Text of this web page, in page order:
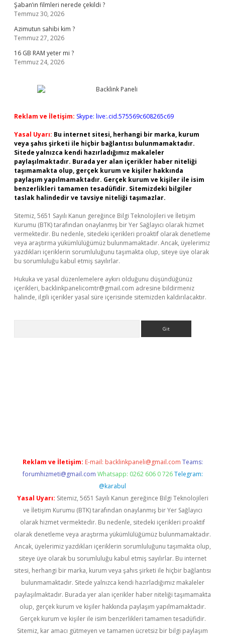
Şaban’ın filmleri nerede çekildi ?
Temmuz 30, 2026
Azimutun sahibi kim ?
Temmuz 27, 2026
16 GB RAM yeter mi ?
Temmuz 24, 2026
Reklam ve İletişim: Skype: live:.cid.575569c608265c69
Yasal Uyarı: Bu internet sitesi, herhangi bir marka, kurum
veya şahıs şirketi ile hiçbir bağlantısı bulunmamaktadır.
Sitede yalnızca kendi hazırladığımız makaleler
paylaşılmaktadır. Burada yer alan içerikler haber niteliği
taşımamakta olup, gerçek kurum ve kişiler hakkında
paylaşım yapılmamaktadır. Gerçek kurum ve kişiler ile isim
benzerlikleri tamamen tesadüfidir. Sitemizdeki bilgiler
taslak halindedir ve tavsiye niteliği taşımazlar.
Sitemiz, 5651 Sayılı Kanun gereğince Bilgi Teknolojileri ve İletişim
Kurumu (BTK) tarafından onaylanmış bir Yer Sağlayıcı olarak hizmet
vermektedir. Bu nedenle, sitedeki içerikleri proaktif olarak denetleme
veya araştırma yükümlülüğümüz bulunmamaktadır. Ancak, üyelerimiz
yazdıkları içeriklerin sorumluluğunu taşımakta olup, siteye üye olarak
bu sorumluluğu kabul etmiş sayılırlar.
Hukuka ve yasal düzenlemelere aykırı olduğunu düşündüğünüz
içerikleri, backlinkpanelicomtr@gmail.com adresine bildirmeniz
halinde, ilgili içerikler yasal süre içerisinde sitemizden kaldırılacaktır.
Reklam ve İletişim: E-mail: backlinkpaneli@gmail.com Teams:
forumhizmeti@gmail.com Whatsapp: 0262 606 0 726 Telegram:
@karabul
Yasal Uyarı: Sitemiz, 5651 Sayılı Kanun gereğince Bilgi Teknolojileri
ve İletişim Kurumu (BTK) tarafından onaylanmış bir Yer Sağlayıcı
olarak hizmet vermektedir. Bu nedenle, sitedeki içerikleri proaktif
olarak denetleme veya araştırma yükümlülüğümüz bulunmamaktadır.
Ancak, üyelerimiz yazdıkları içeriklerin sorumluluğunu taşımakta olup,
siteye üye olarak bu sorumluluğu kabul etmiş sayılırlar. Bu internet
sitesi, herhangi bir marka, kurum veya şahıs şirketi ile hiçbir bağlantısı
bulunmamaktadır. Sitede yalnızca kendi hazırladığımız makaleler
paylaşılmaktadır. Burada yer alan içerikler haber niteliği taşımamakta
olup, gerçek kurum ve kişiler hakkında paylaşım yapılmamaktadır.
Gerçek kurum ve kişiler ile isim benzerlikleri tamamen tesadüfidir.
Sitemiz, kar amacı gütmeyen ve tamamen ücretsiz bir bilgi paylaşım